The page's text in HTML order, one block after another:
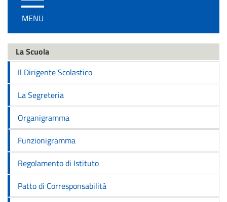
/
disattiva
navigazione
MENU
La Scuola
Il Dirigente Scolastico
La Segreteria
Organigramma
Funzionigramma
Regolamento di Istituto
Patto di Corresponsabilità